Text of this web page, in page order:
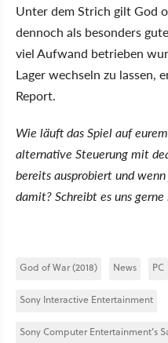
Unter dem Strich gilt God
dennoch als besonders
viel Aufwand betrieben
Lager wechseln zu lassen,
Report.
Wie läuft das Spiel auf
alternative Steuerung mit
bereits ausprobiert und
damit? Schreibt es uns
God of War (2018) News PC
Sony Interactive Entertainment
Sony Computer Entertainment’s